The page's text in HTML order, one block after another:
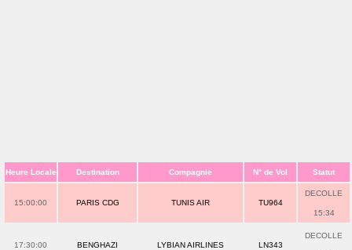
Heure Locale Destination Compagnie N° de Vol Statut
15:00:00 PARIS CDG TUNIS AIR TU964
DECOLLE
15:34
17:30:00 BENGHAZI LYBIAN AIRLINES LN343
DECOLLE